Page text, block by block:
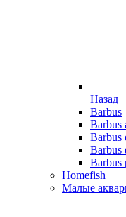
Назад
Barbus
Barbus
Barbus
Barbus
Homefish
Малые